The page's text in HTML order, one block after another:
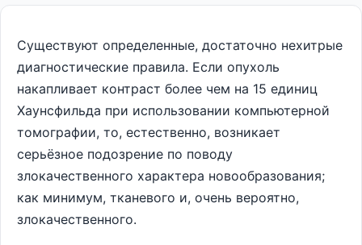
Существуют определенные, достаточно нехитрые
диагностические правила. Если опухоль
накапливает контраст более чем на 15 единиц
Хаунсфильда при использовании компьютерной
томографии, то, естественно, возникает
серьёзное подозрение по поводу
злокачественного характера новообразования;
как минимум, тканевого и, очень вероятно,
злокачественного.